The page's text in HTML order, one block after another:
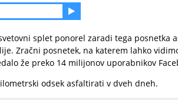
splet ponorel zaradi tega posnetka
Zračni posnetek, na katerem lahko
že preko 14 milijonov uporabnikov
odsek asfaltirati v dveh dneh.